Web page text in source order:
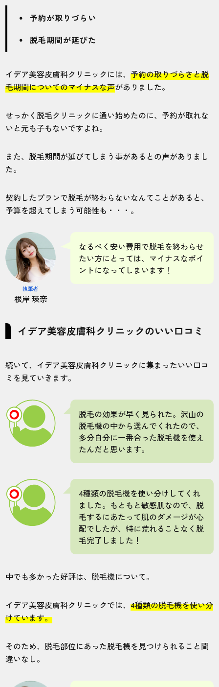
予約が取りづらい
脱毛期間が延びた
イデア美容皮膚科クリニックには、予約の取りづらさと脱
毛期間についてのマイナスな声がありました。
せっかく脱毛クリニックに通い始めたのに、予約が取れな
いと元も子もないですよね。
また、脱毛期間が延びてしまう事があるとの声がありまし
た。
契約したプランで脱毛が終わらないなんてことがあると、
予算を超えてしまう可能性も・・・。
執筆者
根岸 瑛奈
なるべく安い費用で脱毛を終わらせ
たい方にとっては、マイナスなポイ
ントになってしまいます！
イデア美容皮膚科クリニックのいい口コミ
続いて、イデア美容皮膚科クリニックに集まったいい口コ
ミを見ていきます。
脱毛の効果が早く見られた。沢山の
脱毛機の中から選んでくれたので、
多分自分に一番合った脱毛機を使え
たんだと思います。
4種類の脱毛機を使い分けしてくれ
ました。もともと敏感肌なので、脱
毛するにあたって肌のダメージが心
配でしたが、特に荒れることなく脱
毛完了しました！
中でも多かった好評は、脱毛機について。
イデア美容皮膚科クリニックでは、4種類の脱毛機を使い分
けています。
そのため、脱毛部位にあった脱毛機を見つけられること間
違いなし。